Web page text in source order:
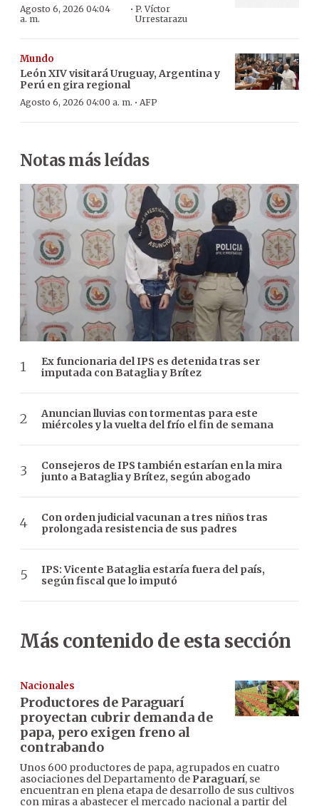
Agosto 6, 2026 04:04
a. m.
· P. Víctor
Urrestarazu
Mundo
León XIV visitará Uruguay, Argentina y
Perú en gira regional
Agosto 6, 2026 04:00 a. m. · AFP
Notas más leídas
Ex funcionaria del IPS es detenida tras ser
imputada con Bataglia y Brítez
Anuncian lluvias con tormentas para este
miércoles y la vuelta del frío el fin de semana
Consejeros de IPS también estarían en la mira
junto a Bataglia y Brítez, según abogado
Con orden judicial vacunan a tres niños tras
prolongada resistencia de sus padres
IPS: Vicente Bataglia estaría fuera del país,
según fiscal que lo imputó
Más contenido de esta sección
Nacionales
Productores de Paraguarí
proyectan cubrir demanda de
papa, pero exigen freno al
contrabando
Unos 600 productores de papa, agrupados en cuatro
asociaciones del Departamento de Paraguarí, se
encuentran en plena etapa de desarrollo de sus cultivos
con miras a abastecer el mercado nacional a partir del